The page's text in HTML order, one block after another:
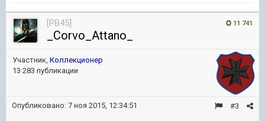
11 741
[PB45]
_Corvo_Attano_
Участник, Коллекционер
13 283 публикации
#3
Опубликовано: 7 ноя 2015, 12:34:51